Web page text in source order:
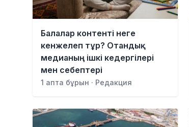
Балалар контенті неге
кенжелеп тұр? Отандық
медианың ішкі кедергілері
мен себептері
1 апта бұрын · Редакция